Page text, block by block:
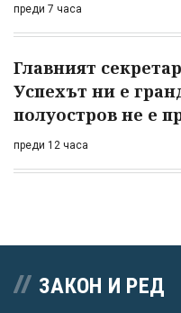
преди 7 часа
Главният
Успехът ни е
полуостров не е
преди 12 часа
ЗАКОН И РЕД